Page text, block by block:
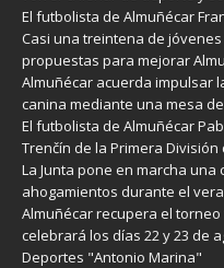
El futbolista de Almuñécar
Casi una treintena de
propuestas para mejorar
Almuñécar acuerda impulsar
canina mediante una mesa
El futbolista de Almuñécar
Trenčín de la Primera División
La Junta pone en marcha
ahogamientos durante el
Almuñécar recupera el torneo
celebrará los días 22 y 23 de
Deportes "Antonio Marina"